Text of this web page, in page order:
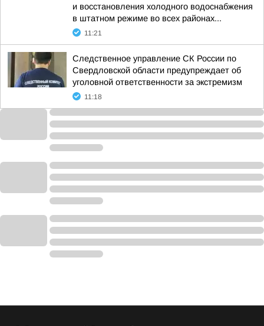
и восстановления холодного водоснабжения
в штатном режиме во всех районах...
11:21
Следственное управление СК России по
Свердловской области предупреждает об
уголовной ответственности за экстремизм
11:18